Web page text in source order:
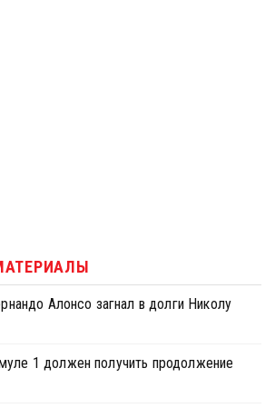
Алонсо загнал в долги Николу
1 должен получить продолжение